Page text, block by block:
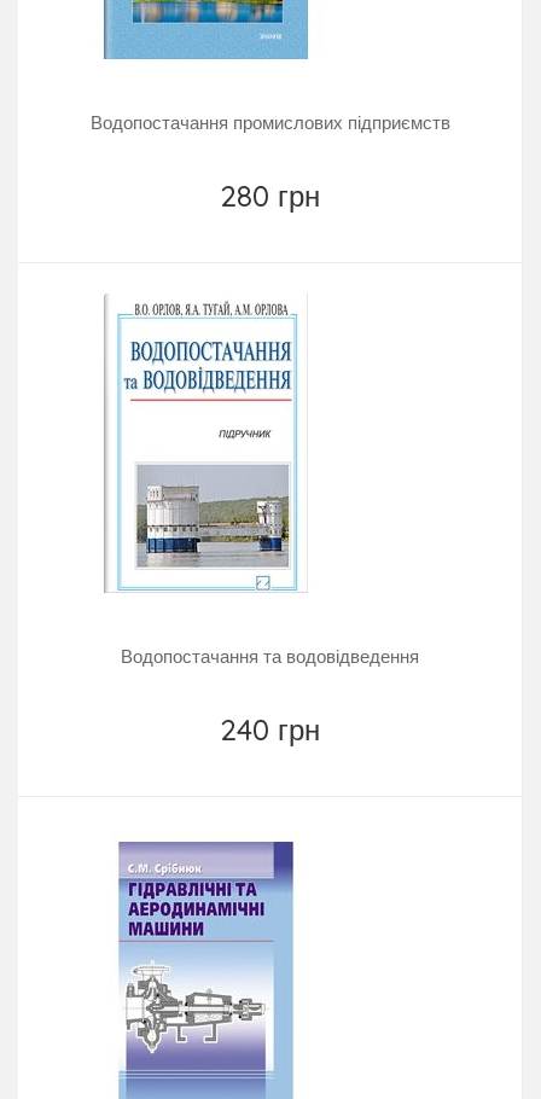
Водопостачання промислових підприємств
280 грн
Водопостачання та водовідведення
240 грн